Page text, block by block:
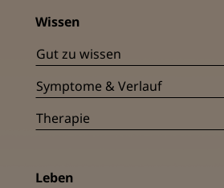
Wissen
Gut zu wissen
Symptome & Verlauf
Therapie
Leben